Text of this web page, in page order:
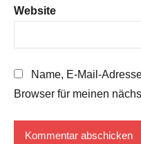
Website
Name, E-Mail-
Browser für meinen